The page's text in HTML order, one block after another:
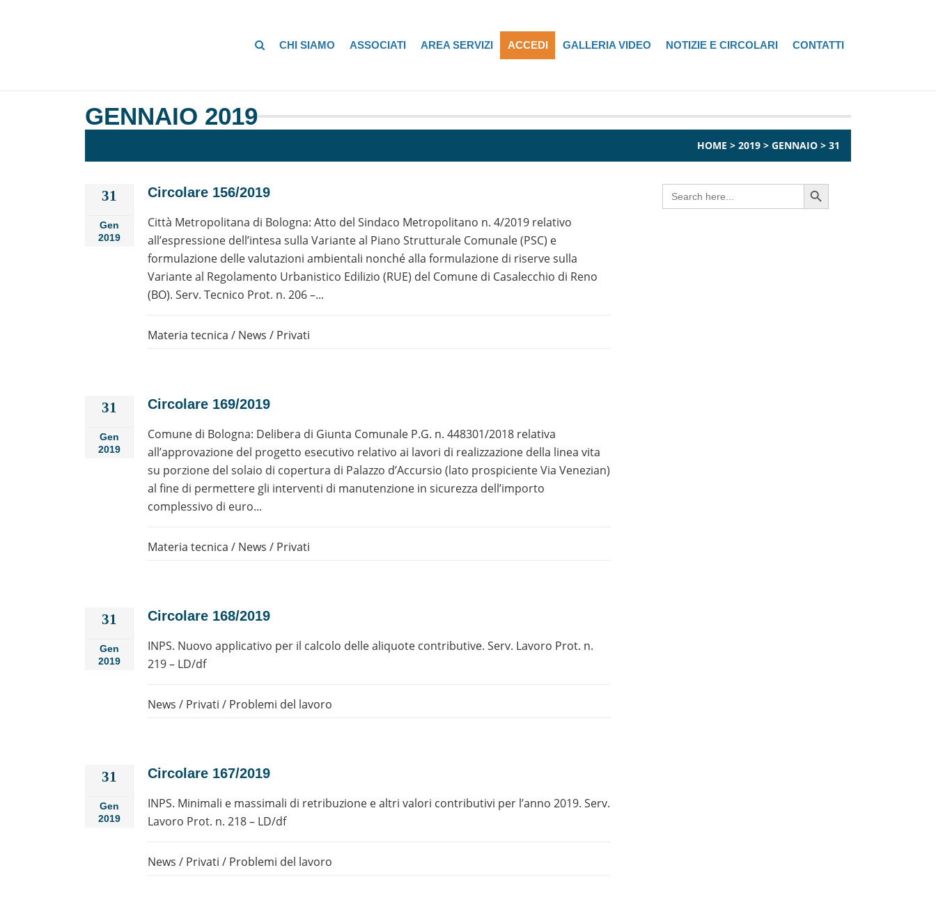
CHI SIAMO ASSOCIATI AREA SERVIZI ACCEDI GALLERIA VIDEO NOTIZIE E CIRCOLARI CONTATTI
GENNAIO 2019
HOME > 2019 > GENNAIO > 31
31
Gen
2019
Circolare 156/2019
Città Metropolitana di Bologna: Atto del Sindaco Metropolitano n. 4/2019 relativo
all’espressione dell’intesa sulla Variante al Piano Strutturale Comunale (PSC) e
formulazione delle valutazioni ambientali nonché alla formulazione di riserve sulla
Variante al Regolamento Urbanistico Edilizio (RUE) del Comune di Casalecchio di Reno
(BO). Serv. Tecnico Prot. n. 206 –...
Materia tecnica / News / Privati
31
Gen
2019
Circolare 169/2019
Comune di Bologna: Delibera di Giunta Comunale P.G. n. 448301/2018 relativa
all’approvazione del progetto esecutivo relativo ai lavori di realizzazione della linea vita
su porzione del solaio di copertura di Palazzo d’Accursio (lato prospiciente Via Venezian)
al fine di permettere gli interventi di manutenzione in sicurezza dell’importo
complessivo di euro...
Materia tecnica / News / Privati
31
Gen
2019
Circolare 168/2019
INPS. Nuovo applicativo per il calcolo delle aliquote contributive. Serv. Lavoro Prot. n.
219 – LD/df
News / Privati / Problemi del lavoro
31
Gen
2019
Circolare 167/2019
INPS. Minimali e massimali di retribuzione e altri valori contributivi per l’anno 2019. Serv.
Lavoro Prot. n. 218 – LD/df
News / Privati / Problemi del lavoro
Search
for:
Search Button